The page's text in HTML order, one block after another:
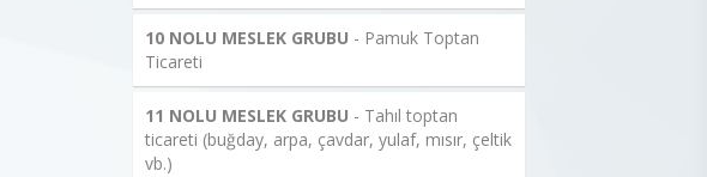
10 NOLU MESLEK GRUBU - Pamuk Toptan
Ticareti
11 NOLU MESLEK GRUBU - Tahıl toptan
ticareti (buğday, arpa, çavdar, yulaf, mısır, çeltik
vb.)